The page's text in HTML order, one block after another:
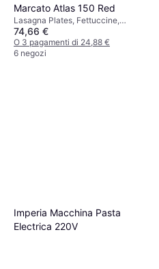
Marcato Atlas 150 Red
Lasagna Plates, Fettuccine,
Tagliatelle
74,66 €
O 3 pagamenti di 24,88 €
6 negozi
Imperia Macchina Pasta
Electrica 220V